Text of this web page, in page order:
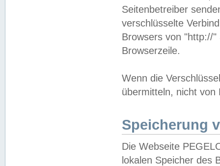
Seitenbetreiber
verschlüsselte
Browsers von "http://
Browserzeile.
Wenn die
übermitteln, nicht von
Speicherung
Die Webseite
lokalen Speicher des